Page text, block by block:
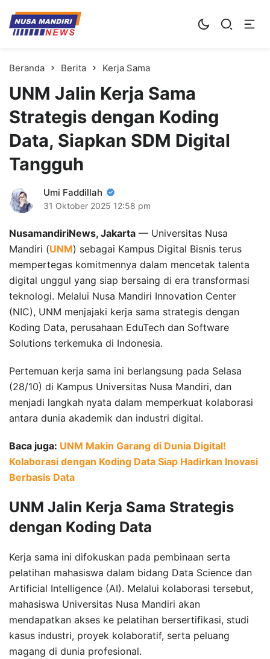
Kampus Digital Bisnis
Universitas Nusa Mandiri
Beranda Berita Kerja Sama
UNM Jalin Kerja Sama
Strategis dengan Koding
Data, Siapkan SDM Digital
Tangguh
Umi Faddillah
31 Oktober 2025 12:58 pm
NusamandiriNews, Jakarta — Universitas Nusa
Mandiri (UNM) sebagai Kampus Digital Bisnis terus
mempertegas komitmennya dalam mencetak talenta
digital unggul yang siap bersaing di era transformasi
teknologi. Melalui Nusa Mandiri Innovation Center
(NIC), UNM menjajaki kerja sama strategis dengan
Koding Data, perusahaan EduTech dan Software
Solutions terkemuka di Indonesia.
Pertemuan kerja sama ini berlangsung pada Selasa
(28/10) di Kampus Universitas Nusa Mandiri, dan
menjadi langkah nyata dalam memperkuat kolaborasi
antara dunia akademik dan industri digital.
Baca juga: UNM Makin Garang di Dunia Digital!
Kolaborasi dengan Koding Data Siap Hadirkan Inovasi
Berbasis Data
UNM Jalin Kerja Sama Strategis
dengan Koding Data
Kerja sama ini difokuskan pada pembinaan serta
pelatihan mahasiswa dalam bidang Data Science dan
Artificial Intelligence (AI). Melalui kolaborasi tersebut,
mahasiswa Universitas Nusa Mandiri akan
mendapatkan akses ke pelatihan bersertifikasi, studi
kasus industri, proyek kolaboratif, serta peluang
magang di dunia profesional.